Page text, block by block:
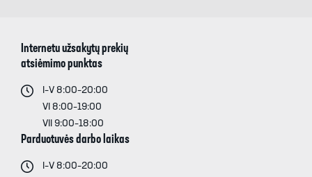
Internetu užsakytų prekių
atsiėmimo punktas
I–V 8:00–20:00
VI 8:00–19:00
VII 9:00–18:00
Parduotuvės darbo laikas
I–V 8:00–20:00